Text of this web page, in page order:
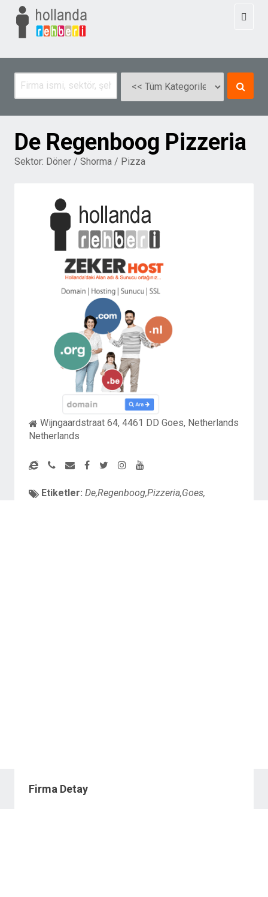
De Regenboog Pizzeria
Sektor: Döner / Shorma / Pizza
Wijngaardstraat 64, 4461 DD Goes, Netherlands
Netherlands
Etiketler: De,Regenboog,Pizzeria,Goes,
Firma Detay